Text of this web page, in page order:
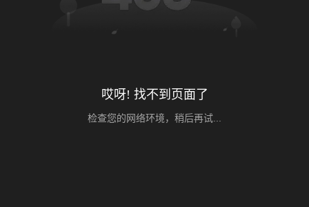
哎呀! 找不到页面了
检查您的网络环境，稍后再试...